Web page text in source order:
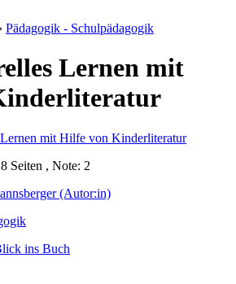
› Pädagogik - Schulpädagogik
Lernen mit
Seiten , Note: 2
(Autor:in)
ins Buch